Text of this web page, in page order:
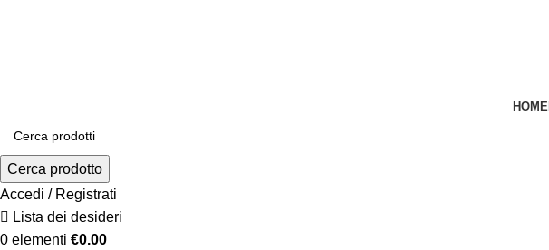
HOME
Cerca prodotto
Accedi / Registrati
Lista dei desideri
0 elementi €0.00